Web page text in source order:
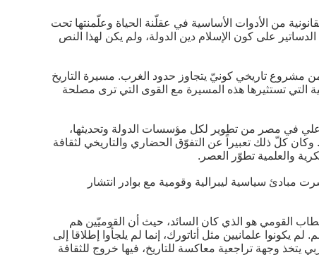
من الأدوات الأساسية في عقلّنة الحياة وعلّمنتها تحت
على كون الإسلام دين الدولة، ولم يكن لهذا النص
من مشروع تاريخي كونيّ يتجاوز حدود الغرب. مسيرة التاريخ
التي تستثيرها هذه المسيرة مع القوى التي ترى مصلحة
علي في مصر من تطوير لكل مؤسسات الدولة وتحديثها،
كلّ ذلك تعبيراً عن التفوّق الحضاري والتاريخي لثقافة
والعلمية تطوّر العصر.
مبادئ سياسية ليبرالية وقومية مع بوادر انتشار
القومي هو الذي كان السائد، حيث أن القوميّين هم
يكونوا علمانيين مثل أتاتورك، إنما لم يلجأوا إطلاقا إلى
يتخذ وجهة تراجعية معاكسة للتاريخ، فيها خروج للثقافة